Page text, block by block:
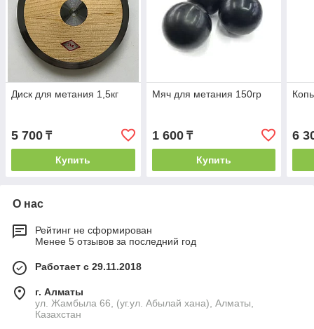
Диск для метания 1,5кг
5 700 ₸
Купить
Мяч для метания 150гр
1 600₸
Купить
6
О нас
Рейтинг не сформирован
Менее 5 отзывов за последний год
Работает с 29.11.2018
г. Алматы
ул. Жамбыла 66, (уг.ул. Абылай хана), Алматы,
Казахстан